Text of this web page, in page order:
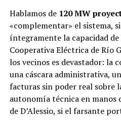
Hablamos de 120 MW
«complementar» el sistema,
íntegramente la capacidad
Cooperativa Eléctrica de Río
los vecinos es devastador: la
una cáscara administrativa,
facturas sin poder real sobre
autonomía técnica en
de D’Alessio, si el farsante